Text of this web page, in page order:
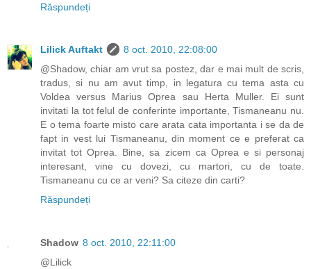
Răspundeți
Lilick Auftakt
8 oct. 2010, 22:08:00
@Shadow, chiar am vrut sa postez, dar e mai mult de scris,
tradus, si nu am avut timp, in legatura cu tema asta cu
Voldea versus Marius Oprea sau Herta Muller. Ei sunt
invitati la tot felul de conferinte importante, Tismaneanu nu.
E o tema foarte misto care arata cata importanta i se da de
fapt in vest lui Tismaneanu, din moment ce e preferat ca
invitat tot Oprea. Bine, sa zicem ca Oprea e si personaj
interesant, vine cu dovezi, cu martori, cu de toate.
Tismaneanu cu ce ar veni? Sa citeze din carti?
Răspundeți
Shadow 8 oct. 2010, 22:11:00
@Lilick